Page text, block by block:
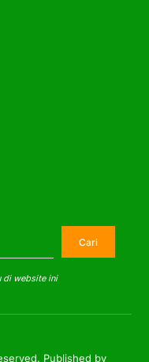
Cari
di website ini
Published by